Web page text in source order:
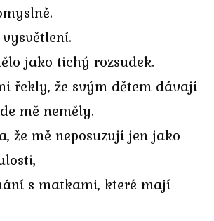
jako tichý rozsudek.
řekly, že svým dětem dávají
mě neměly.
že mě neposuzují jen jako
s matkami, které mají